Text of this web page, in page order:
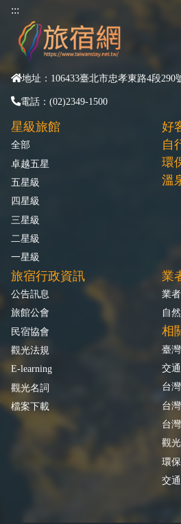
:::
地址：106433臺北市忠孝東路4段290
電話：(02)2349-1500
星級旅館
全部
卓越五星
五星級
四星級
三星級
二星級
一星級
好
自
環
溫
旅宿行政資訊
公告訊息
旅館公會
民宿協會
觀光法規
E-learning
觀光名詞
檔案下載
業
業
自
相
臺
交
台
台
台
觀
環
交